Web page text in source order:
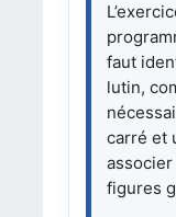
faut
lutin,
carré et
figures